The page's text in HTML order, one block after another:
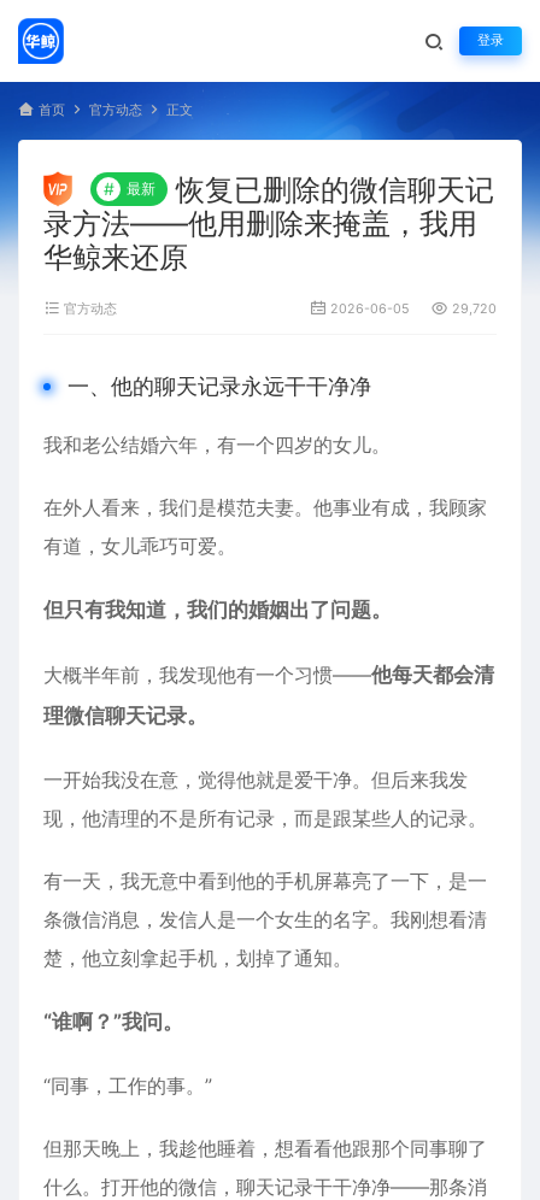
登录
首页 官方动态 正文
# 最新
恢复已删除的微信聊天记
录方法——他用删除来掩盖，我用
华鲸来还原
官方动态 2026-06-05 29,720
一、他的聊天记录永远干干净净
我和老公结婚六年，有一个四岁的女儿。
在外人看来，我们是模范夫妻。他事业有成，我顾家
有道，女儿乖巧可爱。
但只有我知道，我们的婚姻出了问题。
大概半年前，我发现他有一个习惯——他每天都会清
理微信聊天记录。
一开始我没在意，觉得他就是爱干净。但后来我发
现，他清理的不是所有记录，而是跟某些人的记录。
有一天，我无意中看到他的手机屏幕亮了一下，是一
条微信消息，发信人是一个女生的名字。我刚想看清
楚，他立刻拿起手机，划掉了通知。
“谁啊？”我问。
“同事，工作的事。”
但那天晚上，我趁他睡着，想看看他跟那个同事聊了
什么。打开他的微信，聊天记录干干净净——那条消